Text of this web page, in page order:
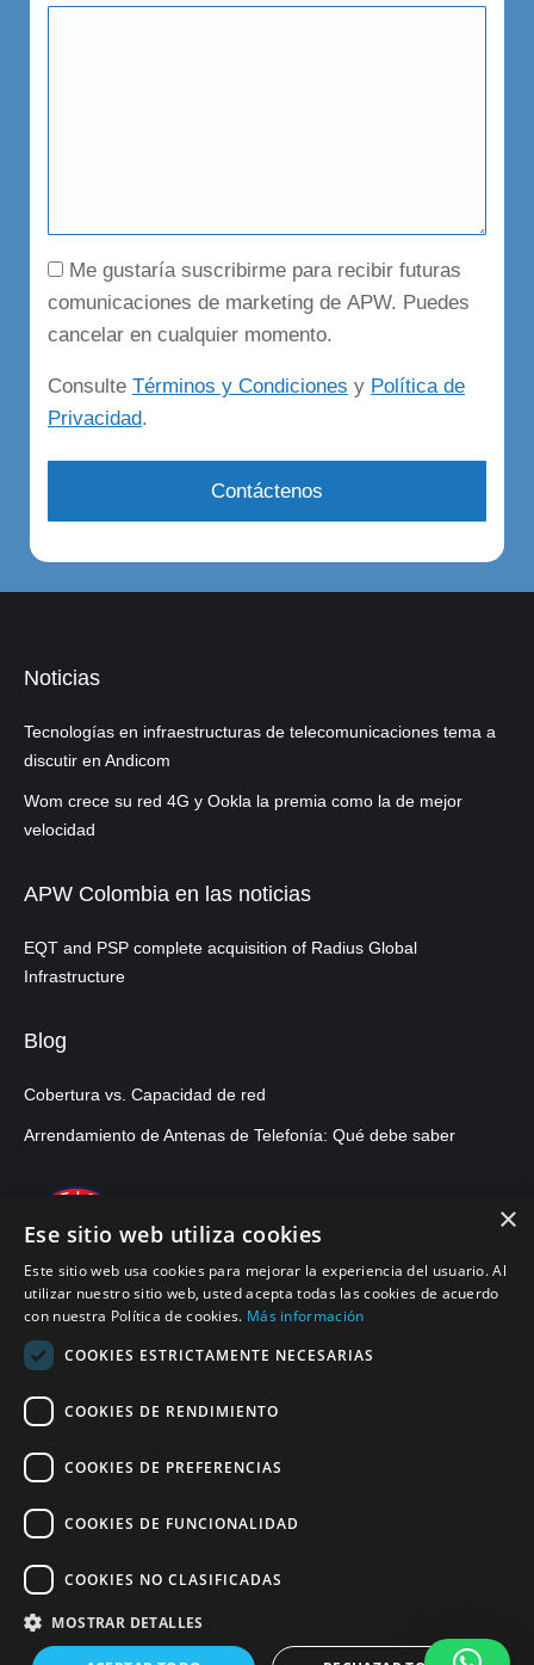
Autorización
Me gustaría suscribirme para recibir futuras
comunicaciones de marketing de APW. Puedes
cancelar en cualquier momento.
Consulte Términos y Condiciones y Política de
Privacidad.
Noticias
Tecnologías en infraestructuras de telecomunicaciones tema a
discutir en Andicom
Wom crece su red 4G y Ookla la premia como la de mejor
velocidad
APW Colombia en las noticias
EQT and PSP complete acquisition of Radius Global
Infrastructure
Blog
Cobertura vs. Capacidad de red
Arrendamiento de Antenas de Telefonía: Qué debe saber
Políticas de Cumplimiento SAGRILAFT y PTEE
Condiciones Generales de Uso
Find us on:
×
Ese sitio web utiliza cookies
Este sitio web usa cookies para mejorar la experiencia del usuario. Al
utilizar nuestro sitio web, usted acepta todas las cookies de acuerdo
con nuestra Política de cookies. Más información
COOKIES ESTRICTAMENTE NECESARIAS
COOKIES DE RENDIMIENTO
COOKIES DE PREFERENCIAS
COOKIES DE FUNCIONALIDAD
COOKIES NO CLASIFICADAS
MOSTRAR DETALLES